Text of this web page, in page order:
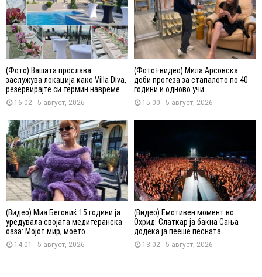
(Фото) Вашата прослава
заслужува локација како Villa Diva,
резервирајте си термин навреме
16:02 - 5 август, 2026
(Фото+видео) Мила Арсовска
доби протеза за стапалото по 40
години и одново учи...
15:00 - 5 август, 2026
(Видео) Миа Беговиќ 15 години ја
уредувала својата медитеранска
оаза: Мојот мир, моето...
14:01 - 5 август, 2026
(Видео) Емотивен момент во
Охрид: Слаткар ја бакна Сања
додека ја пееше песната...
13:02 - 5 август, 2026